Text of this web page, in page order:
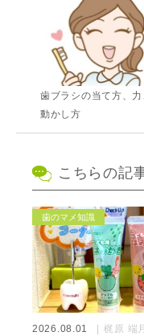
歯ブラシの当て方、力
動かし方
こちらの記
歯のマメ知識
2026.08.01 梶原 端月